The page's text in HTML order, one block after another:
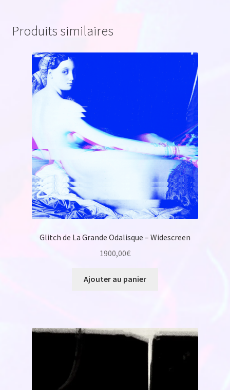
Produits similaires
Glitch de La Grande Odalisque – Widescreen
1900,00€
Ajouter au panier